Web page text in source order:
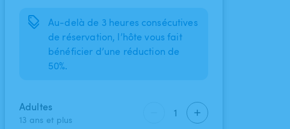
Au-delà de 3 heures consécutives
de réservation, l’hôte vous fait
bénéficier d’une réduction de
50%.
Adultes
13 ans et plus
1